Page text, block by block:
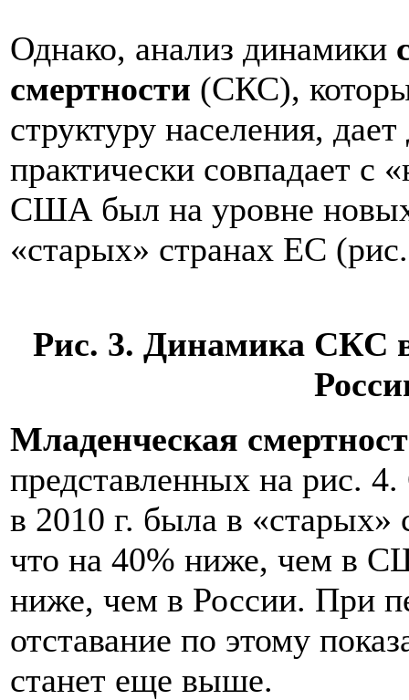
Однако, анализ динамики
смертности (СКС),
структуру населения,
практически совпадает
США был на уровне
«старых» странах ЕС
Рис. 3. Динамика СКС
Младенческая
представленных на рис.
в 2010 г. была в
что на 40% ниже, чем в
ниже, чем в России. При
отставание по этому
станет еще выше.